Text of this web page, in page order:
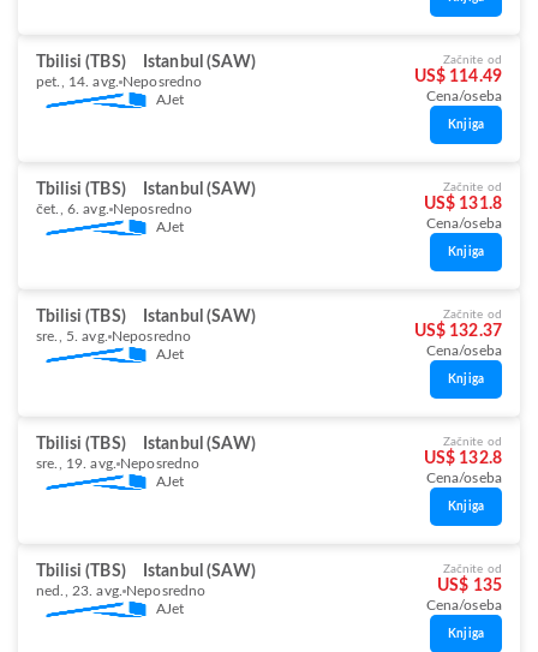
Tbilisi (TBS) Istanbul (SAW)
pet., 14. avg. Neposredno
AJet
Začnite od
US$ 114.49
Cena/oseba
Knjiga
Tbilisi (TBS) Istanbul (SAW)
čet., 6. avg. Neposredno
AJet
Začnite od
US$ 131.8
Cena/oseba
Knjiga
Tbilisi (TBS) Istanbul (SAW)
sre., 5. avg. Neposredno
AJet
Začnite od
US$ 132.37
Cena/oseba
Knjiga
Tbilisi (TBS) Istanbul (SAW)
sre., 19. avg. Neposredno
AJet
Začnite od
US$ 132.8
Cena/oseba
Knjiga
Tbilisi (TBS) Istanbul (SAW)
ned., 23. avg. Neposredno
AJet
Začnite od
US$ 135
Cena/oseba
Knjiga